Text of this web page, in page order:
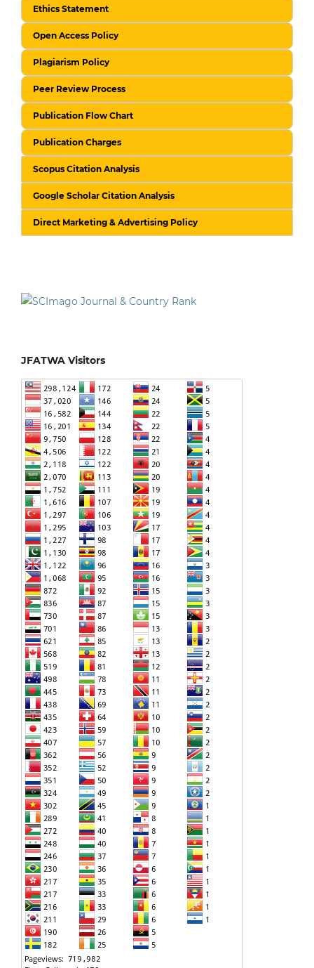
Ethics Statement
Open Access Policy
Plagiarism Policy
Peer Review Process
Publication Flow Chart
Publication Charges
Scopus Citation Analysis
Google Scholar Citation Analysis
Direct Marketing & Advertising Policy
JFATWA Visitors